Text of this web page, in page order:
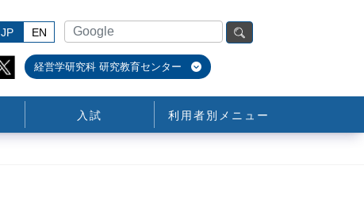
JP EN
経営学研究科 研究教育センター
入試 利用者別メニュー